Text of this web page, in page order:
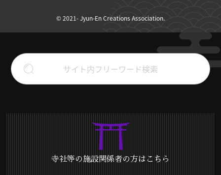
© 2021- Jyun-En Creations Association.
寺社等の施設関係者の方はこちら